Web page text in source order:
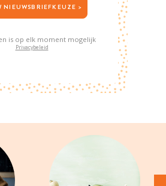
JOUW NIEUWSBRIEFKEUZE >
is op elk moment mogelijk
Privacybeleid